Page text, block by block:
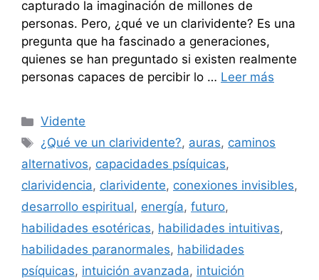
capturado la imaginación de millones de
personas. Pero, ¿qué ve un clarividente? Es una
pregunta que ha fascinado a generaciones,
quienes se han preguntado si existen realmente
personas capaces de percibir lo … Leer más
Categorías
Vidente
Etiquetas
¿Qué ve un clarividente?, auras, caminos
alternativos, capacidades psíquicas,
clarividencia, clarividente, conexiones invisibles,
desarrollo espiritual, energía, futuro,
habilidades esotéricas, habilidades intuitivas,
habilidades paranormales, habilidades
psíquicas, intuición avanzada, intuición